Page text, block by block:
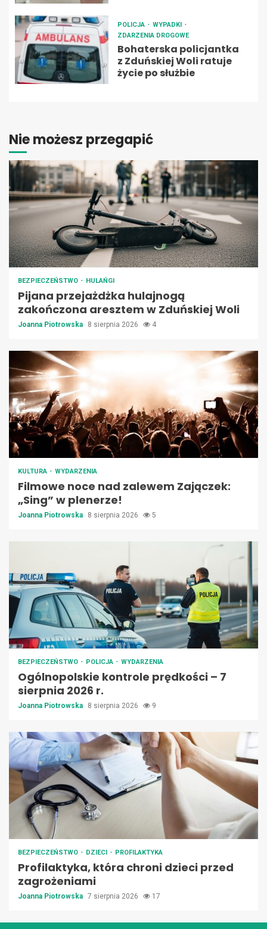
POLICJA
WYPADKI
ZDARZENIA DROGOWE
Bohaterska policjantka
z Zduńskiej Woli ratuje
życie po służbie
Nie możesz przegapić
BEZPIECZEŃSTWO HULAŃGI
Pijana przejażdżka hulajnogą
zakończona aresztem w Zduńskiej Woli
Joanna Piotrowska 8 sierpnia 2026 4
KULTURA WYDARZENIA
Filmowe noce nad zalewem Zajączek:
„Sing” w plenerze!
Joanna Piotrowska 8 sierpnia 2026 5
BEZPIECZEŃSTWO POLICJA WYDARZENIA
Ogólnopolskie kontrole prędkości – 7
sierpnia 2026 r.
Joanna Piotrowska 8 sierpnia 2026 9
BEZPIECZEŃSTWO DZIECI PROFILAKTYKA
Profilaktyka, która chroni dzieci przed
zagrożeniami
Joanna Piotrowska 7 sierpnia 2026 17